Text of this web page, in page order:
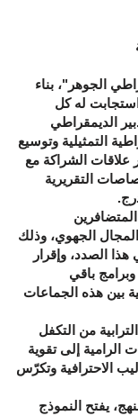
الجوهر"، بناء
له كل
الديمقراطي
التمثيلية وتوسيع
علاقات الشراكة مع
التقريرية
المجال الجهوي، وذلك
الصدد، وإقرار
باقي
بين هذه الجماعات
من التكفل
إلى تقوية
الاحترافية وتكرّس
يفتح النموذج